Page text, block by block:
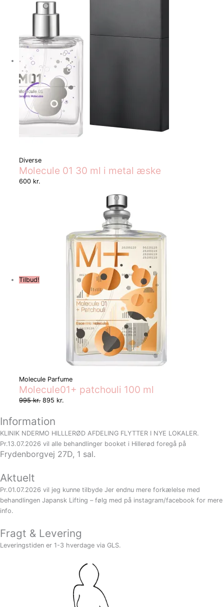
Diverse
Molecule 01 30 ml i metal æske
600 kr.
Tilbud!
Molecule Parfume
Molecule01+ patchouli 100 ml
995kr. 895 kr.
Information
KLINIK NDERMO HILLLERØD AFDELING FLYTTER I NYE LOKALER.
Pr.13.07.2026 vil alle behandlinger booket i Hillerød foregå på
Frydenborgvej 27D, 1 sal.
Aktuelt
Pr.01.07.2026 vil jeg kunne tilbyde Jer endnu mere forkælelse med
behandlingen Japansk Lifting – følg med på instagram/facebook for mere
info.
Fragt & Levering
Leveringstiden er 1-3 hverdage via GLS.